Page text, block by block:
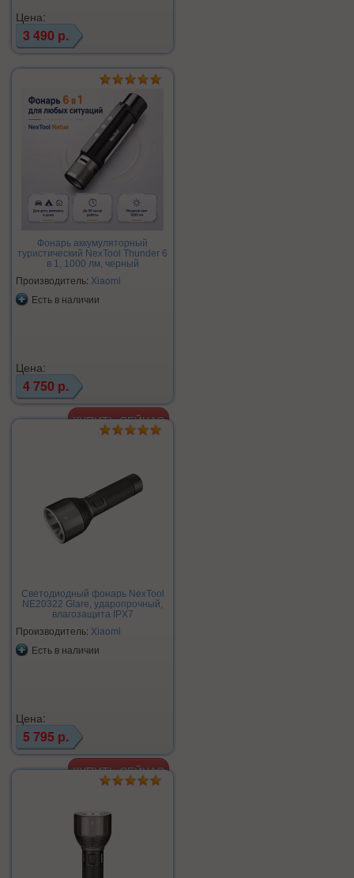
Цена:
3 490 р.
Фонарь аккумуляторный
туристический NexTool Thunder 6
в 1, 1000 лм, черный
Производитель: Xiaomi
Есть в наличии
Цена:
4 750 р.
Светодиодный фонарь NexTool
NE20322 Glare, ударопрочный,
влагозащита IPX7
Производитель: Xiaomi
Есть в наличии
Цена:
5 795 р.